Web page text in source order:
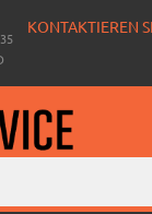
KONTAKTIEREN